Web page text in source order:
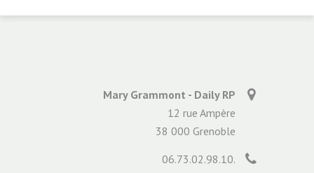
Mary Grammont - Daily RP
12 rue Ampère
38 000 Grenoble
06.73.02.98.10.